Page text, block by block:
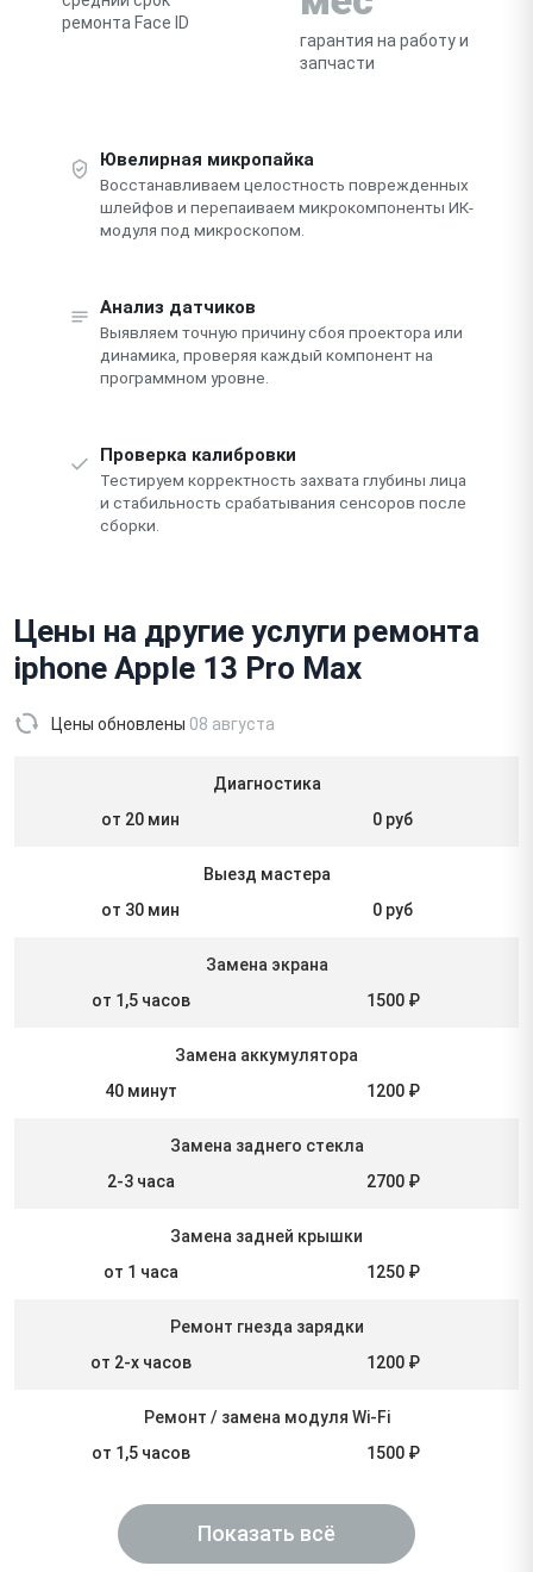
ремонта Face ID
гарантия на работу и
запчасти
Ювелирная микропайка
Восстанавливаем целостность поврежденных
шлейфов и перепаиваем микрокомпоненты ИК-
модуля под микроскопом.
Анализ датчиков
Выявляем точную причину сбоя проектора или
динамика, проверяя каждый компонент на
программном уровне.
Проверка калибровки
Тестируем корректность захвата глубины лица
и стабильность срабатывания сенсоров после
сборки.
Цены на другие услуги ремонта
iphone Apple 13 Pro Max
Цены обновлены 08 августа
Диагностика
от 20 мин
0 руб
Выезд мастера
от 30 мин
0 руб
Замена экрана
от 1,5 часов
1500 ₽
Замена аккумулятора
40 минут
1200 ₽
Замена заднего стекла
2-3 часа
2700 ₽
Замена задней крышки
от 1 часа
1250 ₽
Ремонт гнезда зарядки
от 2-х часов
1200 ₽
Ремонт / замена модуля Wi-Fi
от 1,5 часов
1500 ₽
Показать всё